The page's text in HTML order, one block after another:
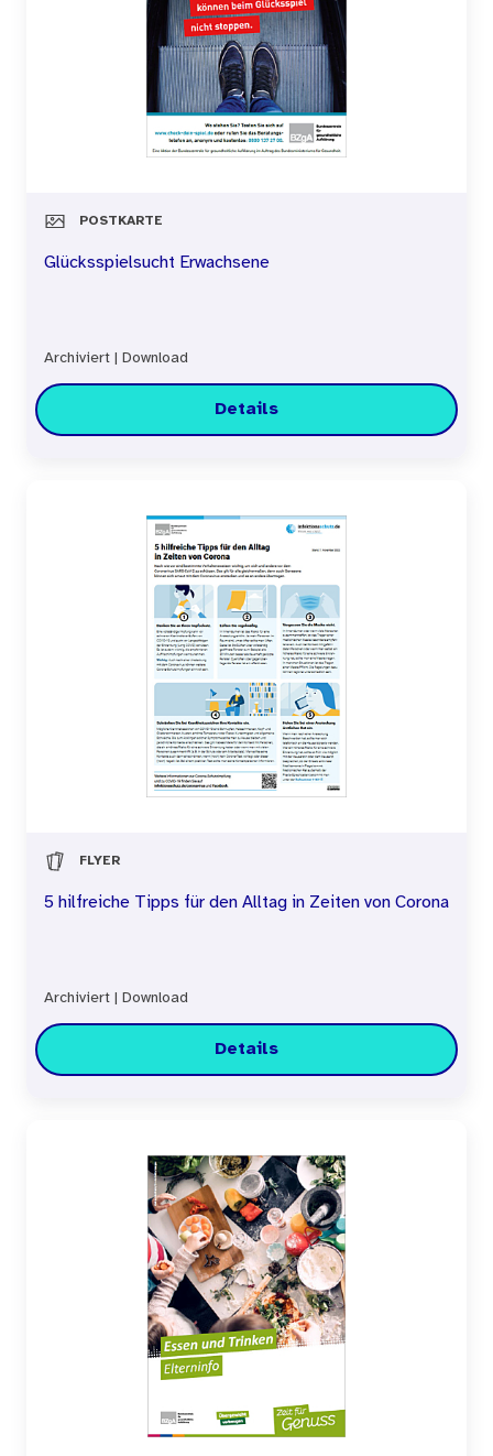
POSTKARTE
Glücksspielsucht Erwachsene
Archiviert Download
Details
FLYER
5 hilfreiche Tipps für den Alltag in Zeiten von Corona
Archiviert Download
Details